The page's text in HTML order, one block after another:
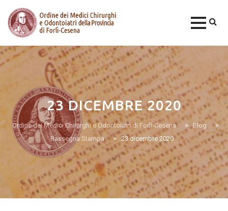
Skip
to
23 DICEMBRE 2020
Ordine dei Medici Chirurghi e Odontoiatri di Forlì-Cesena > Blog
>
Rassegna Stampa
> 23 dicembre 2020